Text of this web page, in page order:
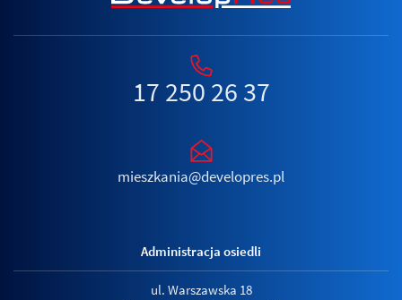
17 250 26 37
mieszkania@developres.pl
Administracja osiedli
ul. Warszawska 18